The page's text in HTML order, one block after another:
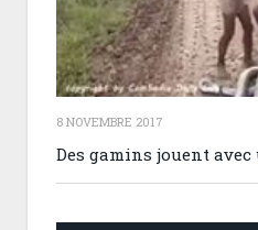
8 NOVEMBRE 2017
Des gamins jouent